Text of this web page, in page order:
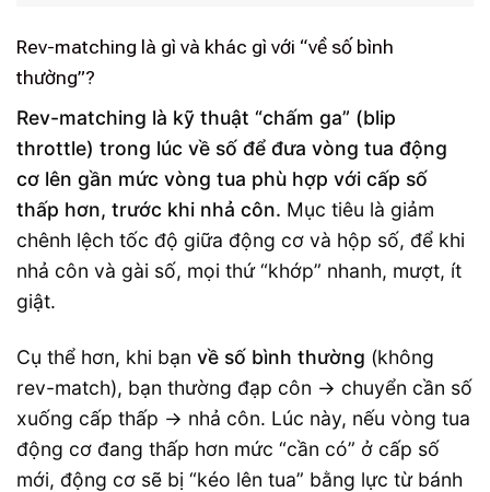
Rev-matching là gì và khác gì với “về số bình
thường”?
Rev-matching là kỹ thuật “chấm ga” (blip
throttle) trong lúc về số để đưa vòng tua động
cơ lên gần mức vòng tua phù hợp với cấp số
thấp hơn, trước khi nhả côn. Mục tiêu là giảm
chênh lệch tốc độ giữa động cơ và hộp số, để khi
nhả côn và gài số, mọi thứ “khớp” nhanh, mượt, ít
giật.
Cụ thể hơn, khi bạn về số bình thường (không
rev-match), bạn thường đạp côn → chuyển cần số
xuống cấp thấp → nhả côn. Lúc này, nếu vòng tua
động cơ đang thấp hơn mức “cần có” ở cấp số
mới, động cơ sẽ bị “kéo lên tua” bằng lực từ bánh